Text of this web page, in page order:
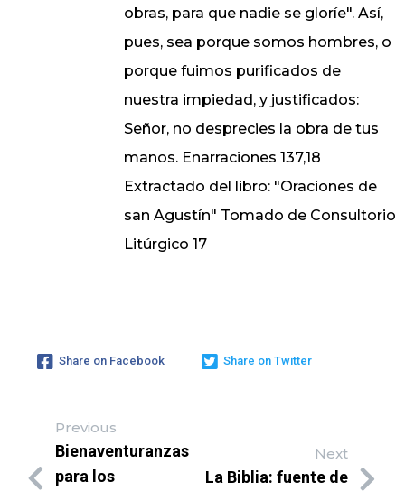
obras, para que nadie se gloríe". Así,
pues, sea porque somos hombres, o
porque fuimos purificados de
nuestra impiedad, y justificados:
Señor, no desprecies la obra de tus
manos. Enarraciones 137,18
Extractado del libro: "Oraciones de
san Agustín" Tomado de Consultorio
Litúrgico 17
Share on Facebook Share on Twitter
Previous
Bienaventuranzas
para los
Next
La Biblia: fuente de